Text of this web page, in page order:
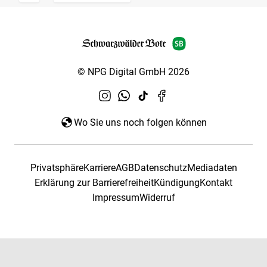
© NPG Digital GmbH 2026
Wo Sie uns noch folgen können
PrivatsphäreKarriereAGBDatenschutzMediadaten
Erklärung zur BarrierefreiheitKündigungKontakt
ImpressumWiderruf